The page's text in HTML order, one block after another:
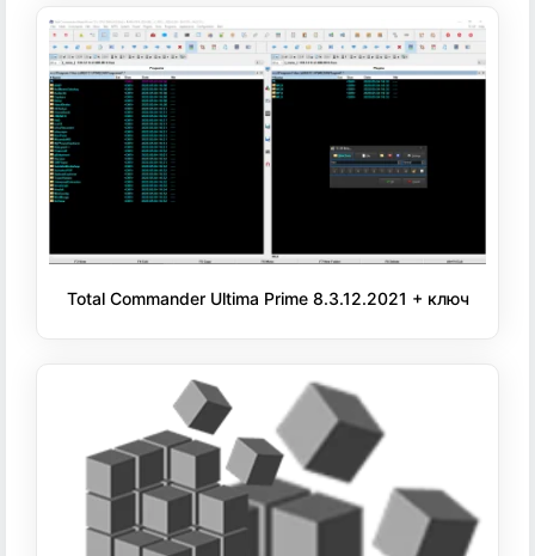
Total Commander Ultima Prime 8.3.12.2021 + ключ